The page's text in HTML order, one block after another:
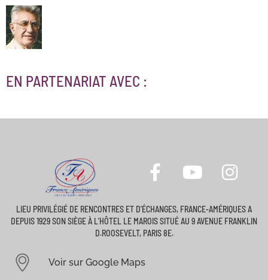
EN PARTENARIAT AVEC :
LIEU PRIVILÉGIÉ DE RENCONTRES ET D’ÉCHANGES, FRANCE-AMÉRIQUES A
DEPUIS 1929 SON SIÈGE À L’HÔTEL LE MAROIS SITUÉ AU 9 AVENUE FRANKLIN
D.ROOSEVELT, PARIS 8E.
Voir sur Google Maps